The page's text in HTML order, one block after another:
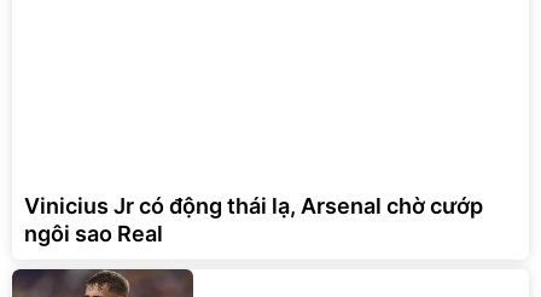
Vinicius Jr có động thái lạ, Arsenal chờ cướp
ngôi sao Real